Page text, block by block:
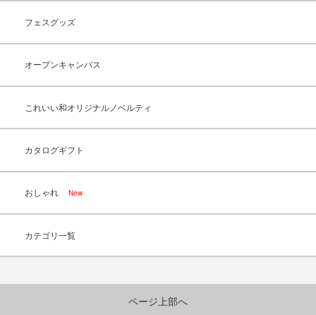
フェスグッズ
オープンキャンパス
これいい和オリジナルノベルティ
カタログギフト
おしゃれ New
カテゴリ一覧
ページ上部へ